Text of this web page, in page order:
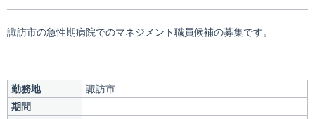
諏訪市の急性期病院でのマネジメント職員候補の募集です。
勤務地
諏訪市
期間